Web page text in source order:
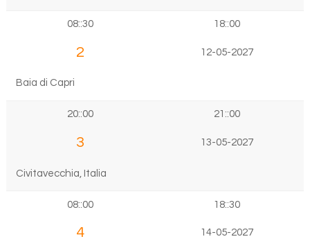
08::30 18::00
2 12-05-2027
Baia di Capri
20::00 21::00
3 13-05-2027
Civitavecchia, Italia
08::00 18::30
4 14-05-2027